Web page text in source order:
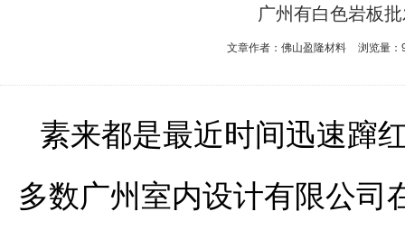
广州有白色岩板
文章作者：佛山盈隆材料 浏览量：
素来都是最近时间迅速蹿
多数广州室内设计有限公司